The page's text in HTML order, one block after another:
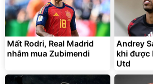
Mất Rodri, Real Madrid
nhắm mua Zubimendi
Andrey
khi được
Utd